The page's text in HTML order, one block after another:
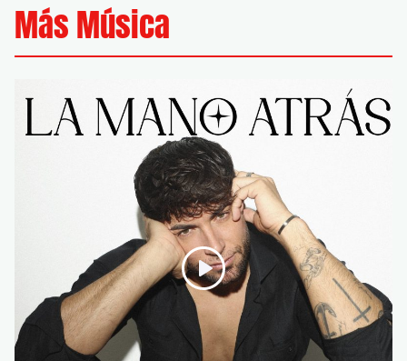
Más Música